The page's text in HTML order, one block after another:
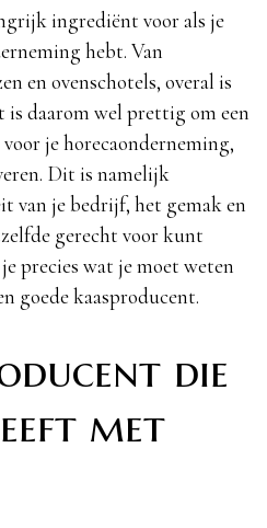
ingrediënt voor als je
hebt. Van
en ovenschotels, overal is
is daarom wel prettig om een
je horecaonderneming,
Dit is namelijk
van je bedrijf, het gemak en
gerecht voor kunt
precies wat je moet weten
goede kaasproducent.
die
met